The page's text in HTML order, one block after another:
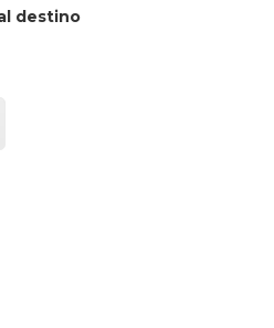
destino